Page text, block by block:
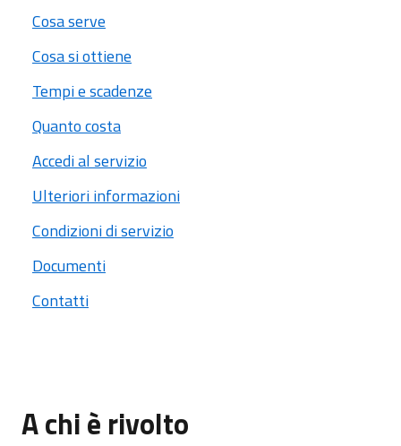
Cosa serve
Cosa si ottiene
Tempi e scadenze
Quanto costa
Accedi al servizio
Ulteriori informazioni
Condizioni di servizio
Documenti
Contatti
A chi è rivolto